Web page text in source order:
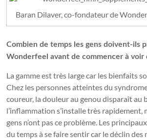
Baran Dilaver, co-fondateur de
Combien de temps les gens doivent-ils
Wonderfeel avant de commencer à voir
La gamme est très large car les bienfaits
Chez les personnes atteintes du
coureur, la douleur au genou disparaît au
l’inflammation s’installe très rapidement,
gens n’ont pas ce problème. Les
du temps à se faire sentir car le déclin des